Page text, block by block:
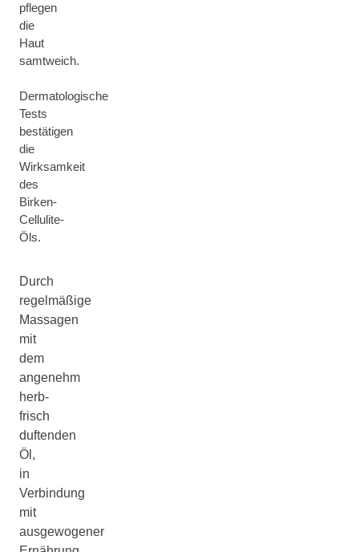
pflegen
die
Haut
samtweich.
Dermatologische
Tests
bestätigen
die
Wirksamkeit
des
Birken-
Cellulite-
Öls.
Durch
regelmäßige
Massagen
mit
dem
angenehm
herb-
frisch
duftenden
Öl,
in
Verbindung
mit
ausgewogener